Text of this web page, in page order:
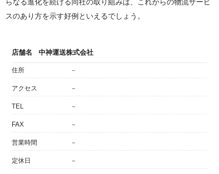
スのあり方を示す好例といえるでしょう。
店舗名 中神運送株式会社
住所 －
アクセス －
TEL －
FAX －
営業時間 －
定休日 －